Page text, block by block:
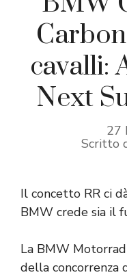
cavalli:
Next
27
Scritto
Il concetto RR ci
BMW crede sia il
La BMW
della concorrenza